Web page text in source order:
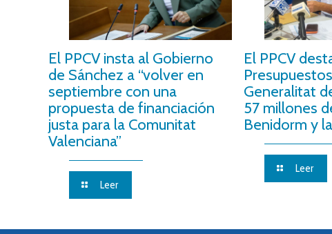
El PPCV insta al Gobierno
de Sánchez a “volver en
septiembre con una
propuesta de financiación
justa para la Comunitat
Valenciana”
Leer
El PPCV
Generalitat
57 millones
Benidorm y
Leer